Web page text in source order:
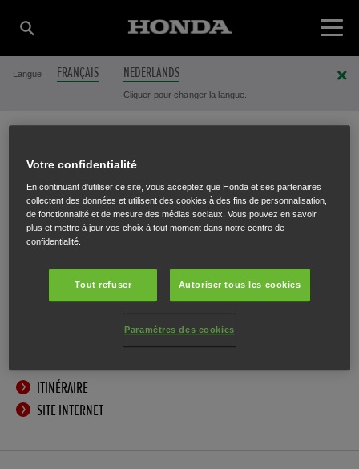
Langue FRANÇAIS NEDERLANDS
Cliquer pour changer la langue.
DURANT AGRICOLE &
JARDIN SRL/BV
Rue de la Gendarmerie 48 Philippeville,5600
ITINÉRAIRE
SITE INTERNET
Votre confidentialité
En continuant d'utiliser ce site, vous acceptez que Honda et ses partenaires
collectent des données et utilisent des cookies à des fins de personnalisation,
de fonctionnalité et de mesure des médias sociaux. Vous pouvez en savoir
plus et mettre à jour vos choix à tout moment dans notre centre de
confidentialité.
Tout refuser Autoriser tous les cookies
Paramètres des cookies